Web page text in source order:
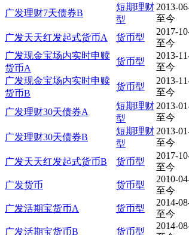
广发理财7天债券B
短期理财
型
2013-
至今
广发天天红发起式货币A 货币型
2017-
至今
广发现金宝场内实时申赎
货币A
货币型
2013-
至今
广发现金宝场内实时申赎
货币B
货币型
2013-
至今
广发理财30天债券A
短期理财
型
2013-
至今
广发理财30天债券B
短期理财
型
2013-
至今
广发天天红发起式货币B 货币型
2017-
至今
广发货币 货币型
2010-
至今
广发活期宝货币A 货币型
2014-
至今
广发活期宝货币B 货币型
2014-